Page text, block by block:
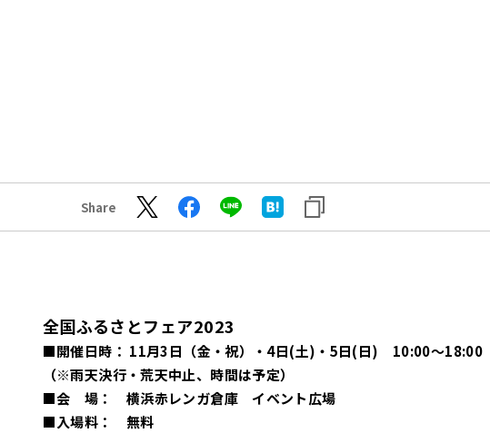
Share
全国ふるさとフェア2023
■開催日時： 11月3日（金・祝）・4日(土)・5日(日) 10:00～18:00
（※雨天決行・荒天中止、時間は予定）
■会 場： 横浜赤レンガ倉庫 イベント広場
■入場料： 無料